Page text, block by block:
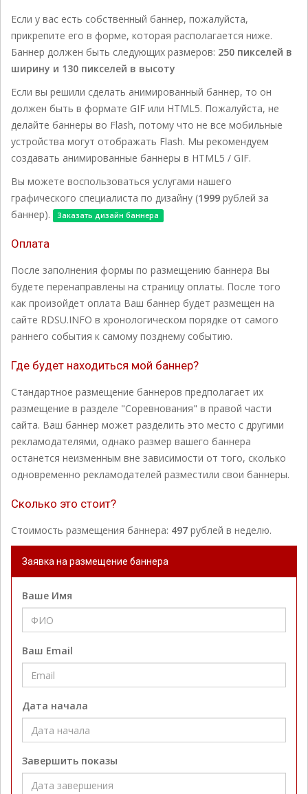
Если у вас есть собственный баннер, пожалуйста,
прикрепите его в форме, которая располагается ниже.
Баннер должен быть следующих размеров: 250 пикселей в
ширину и 130 пикселей в высоту
Если вы решили сделать анимированный баннер, то он
должен быть в формате GIF или HTML5. Пожалуйста, не
делайте баннеры во Flash, потому что не все мобильные
устройства могут отображать Flash. Мы рекомендуем
создавать анимированные баннеры в HTML5 / GIF.
Вы можете воспользоваться услугами нашего
графического специалиста по дизайну (1999 рублей за
баннер).
Заказать дизайн баннера
Оплата
После заполнения формы по размещению баннера Вы
будете перенаправлены на страницу оплаты. После того
как произойдет оплата Ваш баннер будет размещен на
сайте RDSU.INFO в хронологическом порядке от самого
раннего события к самому позднему событию.
Где будет находиться мой баннер?
Стандартное размещение баннеров предполагает их
размещение в разделе "Соревнования" в правой части
сайта. Ваш баннер может разделить это место с другими
рекламодателями, однако размер вашего баннера
останется неизменным вне зависимости от того, сколько
одновременно рекламодателей разместили свои баннеры.
Сколько это стоит?
Стоимость размещения баннера: 497 рублей в неделю.
Заявка на размещение баннера
Ваше Имя
Ваш Email
Дата начала
Завершить показы